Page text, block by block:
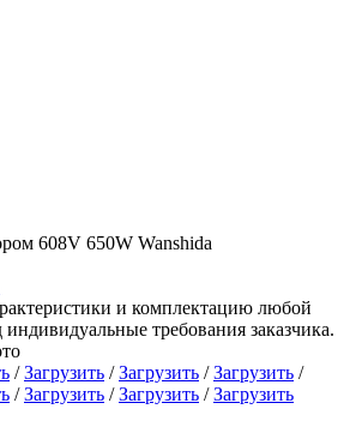
608V 650W Wanshida
и комплектацию любой
требования заказчика.
/Загрузить /Загрузить /Загрузить /
/Загрузить /Загрузить /Загрузить